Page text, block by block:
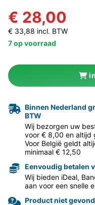
€ 28,00
€ 33,88 incl. BTW
7 op voorraad
Binnen Nederland
BTW
Wij bezorgen uw
voor € 8,00 en altijd
Voor België geldt
minimaal € 12,50
Eenvoudig betalen
Wij bieden iDeal,
aan voor een snelle
Product niet